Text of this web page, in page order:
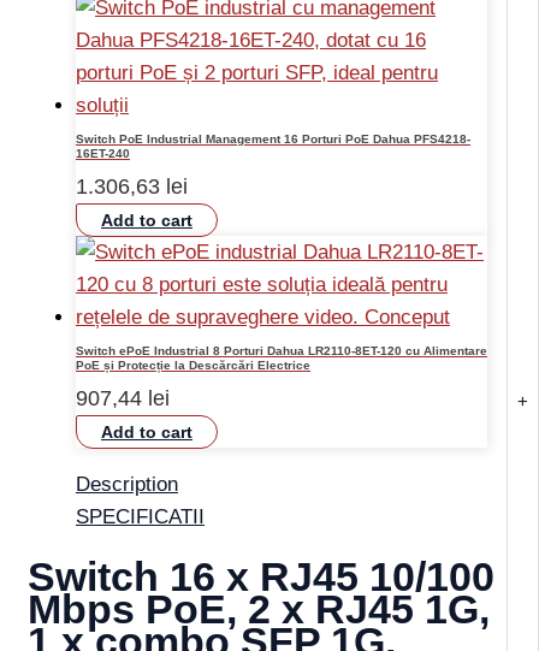
+
Switch PoE Industrial Management 16 Porturi PoE Dahua PFS4218-
16ET-240
1.306,63 lei
Add to cart
Switch ePoE Industrial 8 Porturi Dahua LR2110-8ET-120 cu Alimentare
PoE și Protecție la Descărcări Electrice
907,44 lei
Add to cart
Description
SPECIFICATII
Switch 16 x RJ45 10/100
Mbps PoE, 2 x RJ45 1G,
1 x combo SFP 1G,